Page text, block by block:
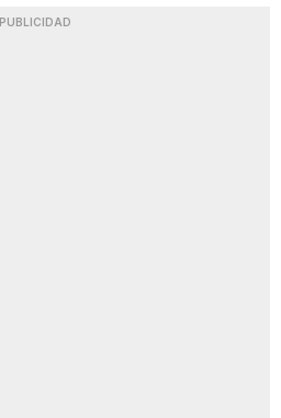
PUBLICIDAD